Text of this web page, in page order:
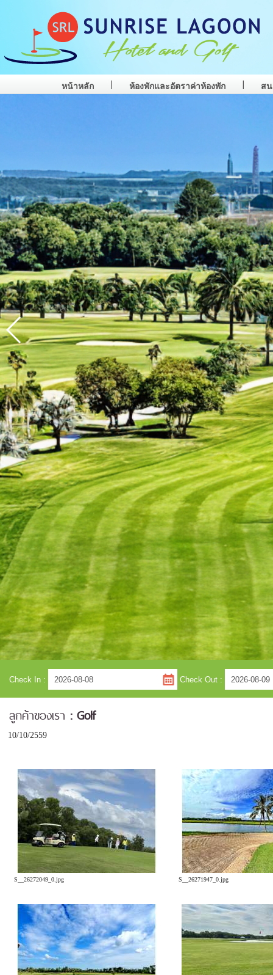
หน้าหลัก ห้องพักและอัตราค่าห้องพัก ส
Check In : Check Out :
ลูกค้าของเรา : Golf
10/10/2559
S__26272049_0.jpg S__26271947_0.jpg